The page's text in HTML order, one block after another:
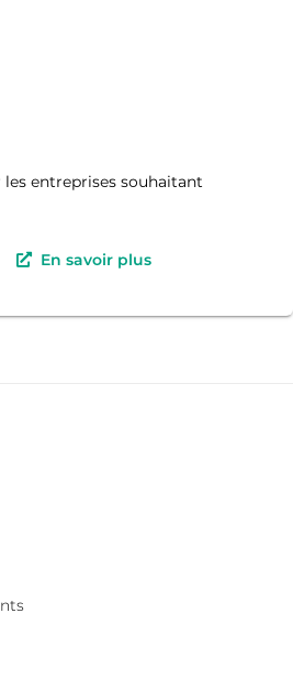
entreprises souhaitant
En savoir plus